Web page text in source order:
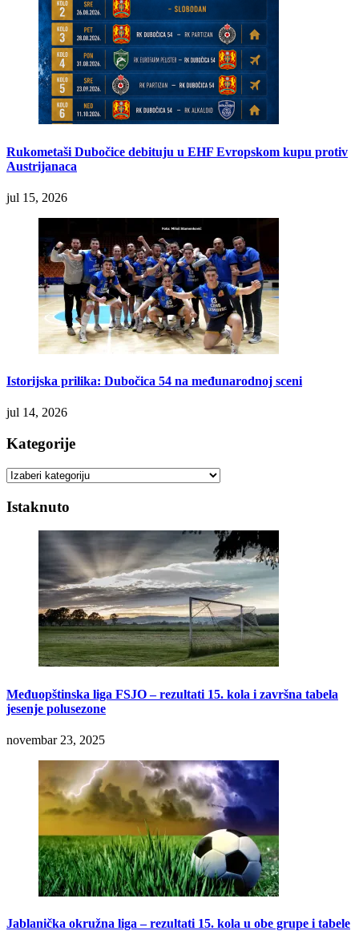
Rukometaši Dubočice debituju u EHF Evropskom kupu protiv
Austrijanaca
jul 15, 2026
Istorijska prilika: Dubočica 54 na međunarodnoj sceni
jul 14, 2026
Kategorije
Kategorije
Istaknuto
Međuopštinska liga FSJO – rezultati 15. kola i završna tabela
jesenje polusezone
novembar 23, 2025
Jablanička okružna liga – rezultati 15. kola u obe grupe i tabele